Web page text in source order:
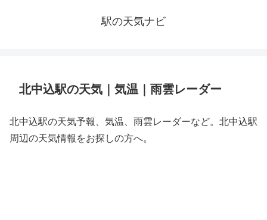
駅の天気ナビ
北中込駅の天気｜気温｜雨雲レーダー
北中込駅の天気予報、気温、雨雲レーダーなど。北中込駅
周辺の天気情報をお探しの方へ。